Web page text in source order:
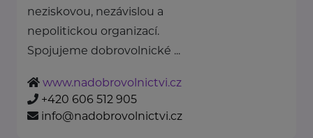
neziskovou, nezávislou a
nepolitickou organizací.
Spojujeme dobrovolnické ...
www.nadobrovolnictvi.cz
+420 606 512 905
info@nadobrovolnictvi.cz